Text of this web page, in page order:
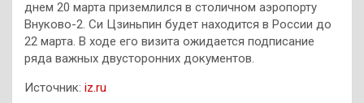
днем 20 марта приземлился в столичном аэропорту
Внуково-2. Си Цзиньпин будет находится в России до
22 марта. В ходе его визита ожидается подписание
ряда важных двусторонних документов.
Источник: iz.ru